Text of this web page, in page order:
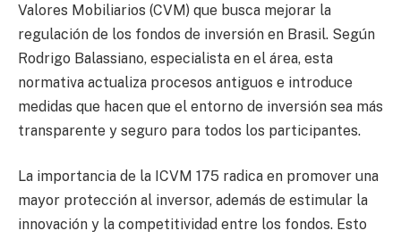
Valores Mobiliarios (CVM) que busca mejorar la
regulación de los fondos de inversión en Brasil. Según
Rodrigo Balassiano, especialista en el área, esta
normativa actualiza procesos antiguos e introduce
medidas que hacen que el entorno de inversión sea más
transparente y seguro para todos los participantes.
La importancia de la ICVM 175 radica en promover una
mayor protección al inversor, además de estimular la
innovación y la competitividad entre los fondos. Esto